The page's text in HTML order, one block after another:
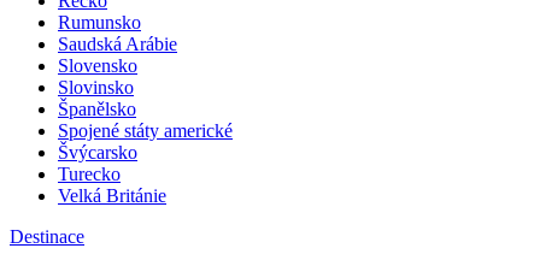
Rumunsko
Saudská Arábie
Slovensko
Slovinsko
Španělsko
Spojené státy americké
Švýcarsko
Turecko
Velká Británie
Destinace